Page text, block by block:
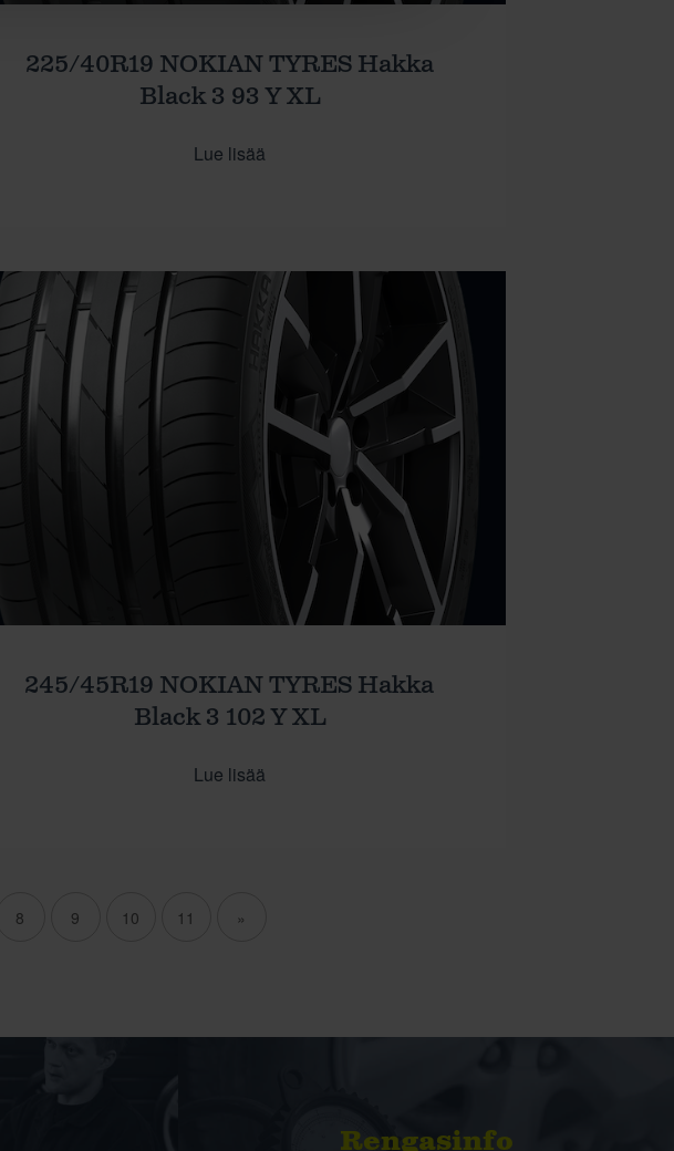
225/40R19 NOKIAN TYRES Hakka
Black 3 93 Y XL
Lue lisää
245/45R19 NOKIAN TYRES Hakka
Black 3 102 Y XL
Lue lisää
8 9 10 11 »
Rengasinfo